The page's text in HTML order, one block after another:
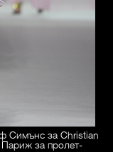
Симънс за Christian
за пролет-